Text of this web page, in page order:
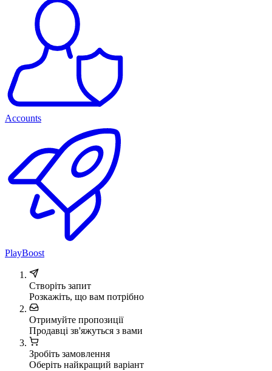
Accounts
PlayBoost
Створіть запит
Розкажіть, що вам потрібно
Отримуйте пропозиції
Продавці зв'яжуться з вами
Зробіть замовлення
Оберіть найкращий варіант